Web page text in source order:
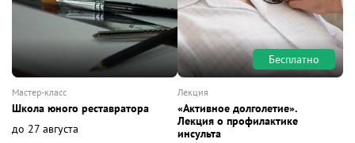
мастер-класс
Школа юного реставратора
до 27 августа
Бесплатно
лекция
«Активное долголетие».
Лекция о профилактике
инсульта